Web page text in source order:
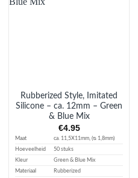
Rubberized Style, Imitated
Silicone – ca. 12mm – Green
& Blue Mix
€4.95
Maat
ca. 11,5X11mm, (ᴓ 1,8mm)
Hoeveelheid
50 stuks
Kleur
Green & Blue Mix
Materiaal
Rubberized